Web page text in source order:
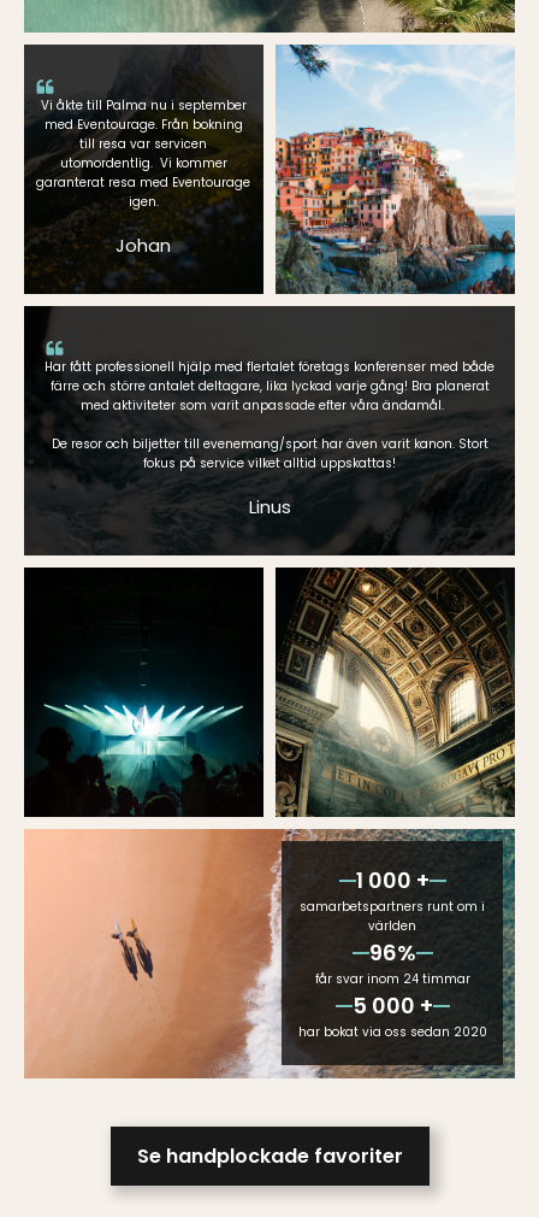
Vi åkte till Palma nu i september
med Eventourage. Från bokning
till resa var servicen
utomordentlig. Vi kommer
garanterat resa med Eventourage
igen.
Johan
Har fått professionell hjälp med flertalet företags konferenser med både
färre och större antalet deltagare, lika lyckad varje gång! Bra planerat
med aktiviteter som varit anpassade efter våra ändamål.
De resor och biljetter till evenemang/sport har även varit kanon. Stort
fokus på service vilket alltid uppskattas!
Linus
1 000 +
samarbetspartners runt om i
världen
96%
får svar inom 24 timmar
5 000 +
har bokat via oss sedan 2020
Se handplockade favoriter